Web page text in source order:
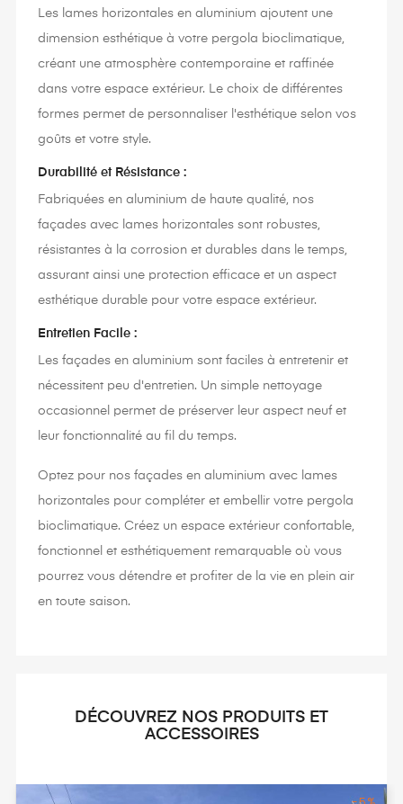
Les lames horizontales en aluminium ajoutent une
dimension esthétique à votre pergola bioclimatique,
créant une atmosphère contemporaine et raffinée
dans votre espace extérieur. Le choix de différentes
formes permet de personnaliser l'esthétique selon vos
goûts et votre style.
Durabilité et Résistance :
Fabriquées en aluminium de haute qualité, nos
façades avec lames horizontales sont robustes,
résistantes à la corrosion et durables dans le temps,
assurant ainsi une protection efficace et un aspect
esthétique durable pour votre espace extérieur.
Entretien Facile :
Les façades en aluminium sont faciles à entretenir et
nécessitent peu d'entretien. Un simple nettoyage
occasionnel permet de préserver leur aspect neuf et
leur fonctionnalité au fil du temps.
Optez pour nos façades en aluminium avec lames
horizontales pour compléter et embellir votre pergola
bioclimatique. Créez un espace extérieur confortable,
fonctionnel et esthétiquement remarquable où vous
pourrez vous détendre et profiter de la vie en plein air
en toute saison.
DÉCOUVREZ NOS PRODUITS ET
ACCESSOIRES